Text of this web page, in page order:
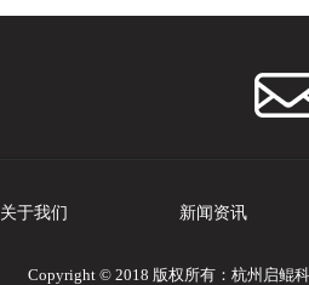
关于我们 新闻资讯
Copyright © 2018 版权所有：杭州启鲲